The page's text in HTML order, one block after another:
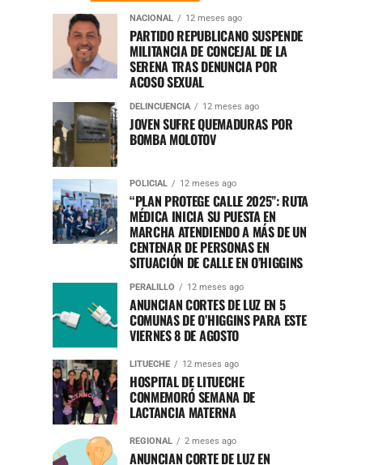
NACIONAL 12 meses ago
PARTIDO REPUBLICANO SUSPENDE
MILITANCIA DE CONCEJAL DE LA
SERENA TRAS DENUNCIA POR
ACOSO SEXUAL
DELINCUENCIA 12 meses ago
JOVEN SUFRE QUEMADURAS POR
BOMBA MOLOTOV
POLICIAL 12 meses ago
“PLAN PROTEGE CALLE 2025”: RUTA
MÉDICA INICIA SU PUESTA EN
MARCHA ATENDIENDO A MÁS DE UN
CENTENAR DE PERSONAS EN
SITUACIÓN DE CALLE EN O’HIGGINS
PERALILLO 12 meses ago
ANUNCIAN CORTES DE LUZ EN 5
COMUNAS DE O’HIGGINS PARA ESTE
VIERNES 8 DE AGOSTO
LITUECHE 12 meses ago
HOSPITAL DE LITUECHE
CONMEMORÓ SEMANA DE
LACTANCIA MATERNA
REGIONAL 2 meses ago
ANUNCIAN CORTE DE LUZ EN